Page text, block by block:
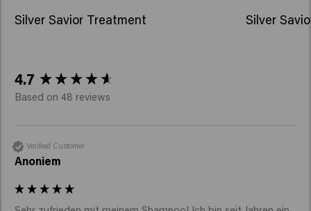
Silver Savior Treatment Silver
4.7
Based on 48 reviews
Verified Customer
Anoniem
New content loaded